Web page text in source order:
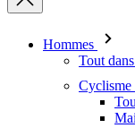
Hommes
Tout
Cyclisme